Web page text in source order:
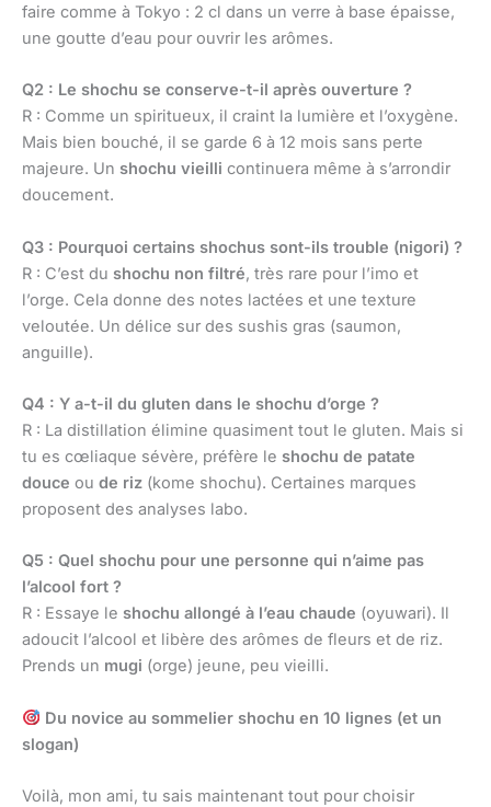
faire comme à Tokyo : 2 cl dans un verre à base épaisse,
une goutte d’eau pour ouvrir les arômes.
Q2 : Le shochu se conserve-t-il après ouverture ?
R : Comme un spiritueux, il craint la lumière et l’oxygène.
Mais bien bouché, il se garde 6 à 12 mois sans perte
majeure. Un shochu vieilli continuera même à s’arrondir
doucement.
Q3 : Pourquoi certains shochus sont-ils trouble (nigori) ?
R : C’est du shochu non filtré, très rare pour l’imo et
l’orge. Cela donne des notes lactées et une texture
veloutée. Un délice sur des sushis gras (saumon,
anguille).
Q4 : Y a-t-il du gluten dans le shochu d’orge ?
R : La distillation élimine quasiment tout le gluten. Mais si
tu es cœliaque sévère, préfère le shochu de patate
douce ou de riz (kome shochu). Certaines marques
proposent des analyses labo.
Q5 : Quel shochu pour une personne qui n’aime pas
l’alcool fort ?
R : Essaye le shochu allongé à l’eau chaude (oyuwari). Il
adoucit l’alcool et libère des arômes de fleurs et de riz.
Prends un mugi (orge) jeune, peu vieilli.
Du novice au sommelier shochu en 10 lignes (et un
slogan)
Voilà, mon ami, tu sais maintenant tout pour choisir